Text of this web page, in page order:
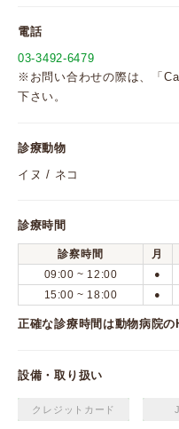
電話
03-3492-6479
※お問い合わせの際は、「
下さい。
診療動物
イヌ / ネコ
診療時間
診察時間 月
09:00 ~ 12:00
●
15:00 ~ 18:00 ●
正確な診療時間は動物病院の
設備・取り扱い
クレジットカード